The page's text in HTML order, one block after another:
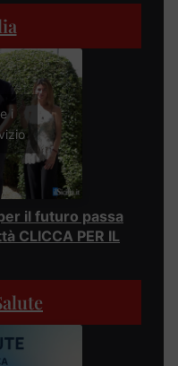
i
il futuro passa
CLICCA PER IL